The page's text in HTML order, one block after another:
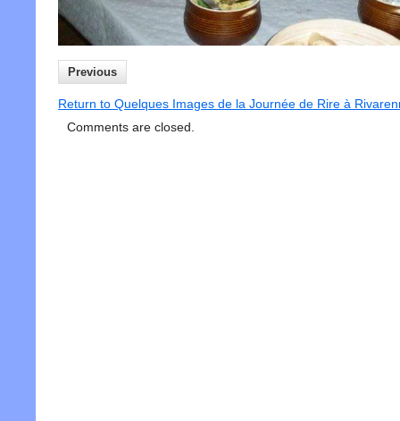
Previous
Return to Quelques Images de la Journée de Rire à
Comments are closed.